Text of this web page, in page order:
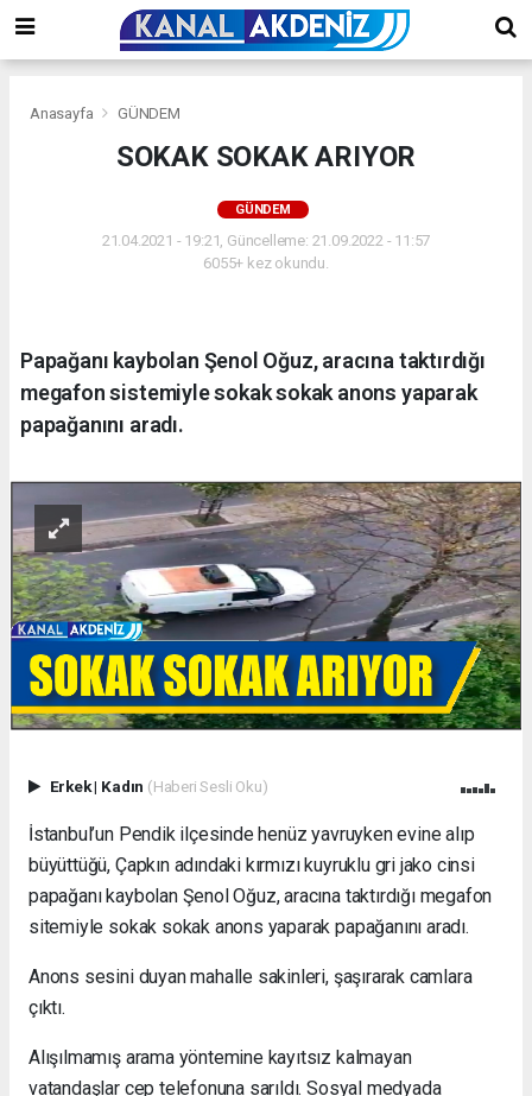
Anasayfa GÜNDEM
SOKAK SOKAK ARIYOR
GÜNDEM
21.04.2021 - 19:21, Güncelleme: 21.09.2022 - 11:57
6055+ kez okundu.
Papağanı kaybolan Şenol Oğuz, aracına taktırdığı
megafon sistemiyle sokak sokak anons yaparak
papağanını aradı.
Erkek| Kadın (Haberi Sesli Oku)
İstanbul’un Pendik ilçesinde henüz yavruyken evine alıp
büyüttüğü, Çapkın adındaki kırmızı kuyruklu gri jako cinsi
papağanı kaybolan Şenol Oğuz, aracına taktırdığı megafon
sitemiyle sokak sokak anons yaparak papağanını aradı.
Anons sesini duyan mahalle sakinleri, şaşırarak camlara
çıktı.
Alışılmamış arama yöntemine kayıtsız kalmayan
vatandaşlar cep telefonuna sarıldı. Sosyal medyada